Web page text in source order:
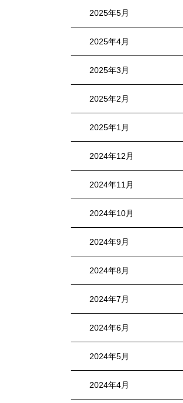
2025年5月
2025年4月
2025年3月
2025年2月
2025年1月
2024年12月
2024年11月
2024年10月
2024年9月
2024年8月
2024年7月
2024年6月
2024年5月
2024年4月